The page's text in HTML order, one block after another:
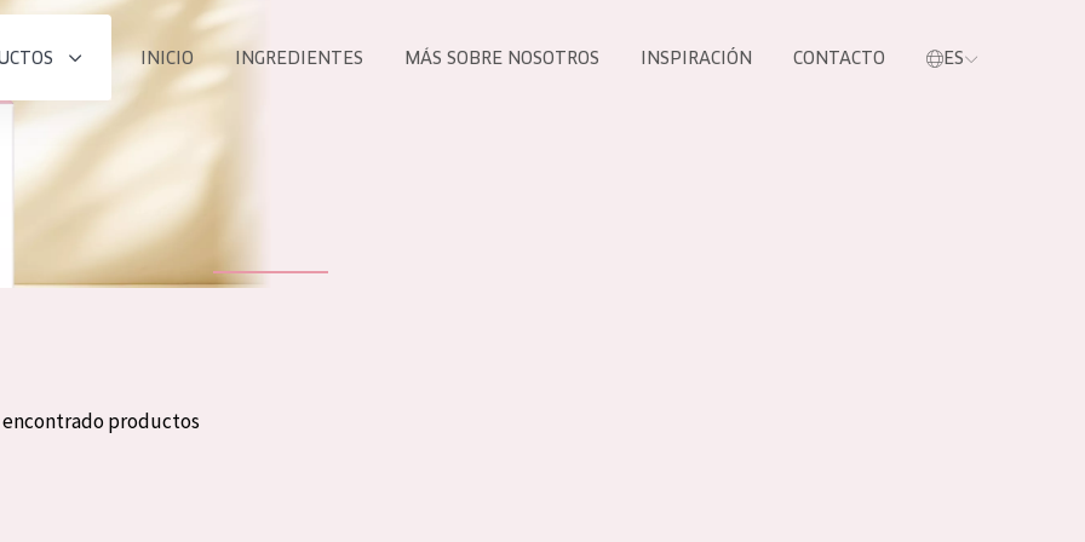
Essentials
Lift+
INICIO INGREDIENTES MÁS SOBRE NOSOTROS INSPIRACIÓN CONTACTO ES
encontrado productos